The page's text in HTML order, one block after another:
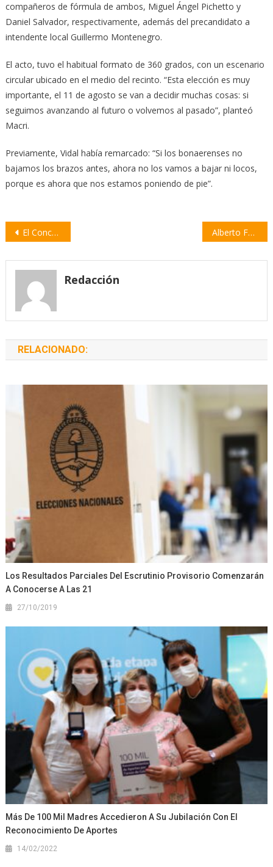
compañeros de fórmula de ambos, Miguel Ángel Pichetto y
Daniel Salvador, respectivamente, además del precandidato a
intendente local Guillermo Montenegro.
El acto, tuvo el habitual formato de 360 grados, con un escenario
circular ubicado en el medio del recinto. “Esta elección es muy
importante, el 11 de agosto se van a decidir muchas cosas: si
seguimos avanzando al futuro o volvemos al pasado”, planteó
Macri.
Previamente, Vidal había remarcado: “Si los bonaerenses no
bajamos los brazos antes, ahora no los vamos a bajar ni locos,
porque es ahora que nos estamos poniendo de pie”.
Navegación
entradas
El Concejo Municipal aprobó la reglamentación de la consulta popular Alberto Fernández quiere debatir con Macri pero “sin mentiras”
Redacción
RELACIONADO:
Los Resultados Parciales Del Escrutinio Provisorio Comenzarán
A Conocerse A Las 21
27/10/2019
Más De 100 Mil Madres Accedieron A Su Jubilación Con El
Reconocimiento De Aportes
14/02/2022